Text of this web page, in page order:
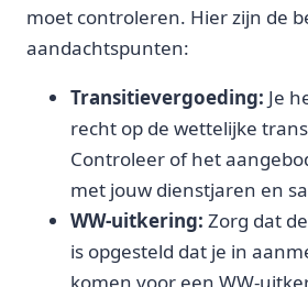
moet controleren. Hier zijn de
aandachtspunten:
Transitievergoeding: Je
recht op de wettelijke
Controleer of het
met jouw dienstjaren en
WW-uitkering: Zorg dat
is opgesteld dat je in
komen voor een WW-